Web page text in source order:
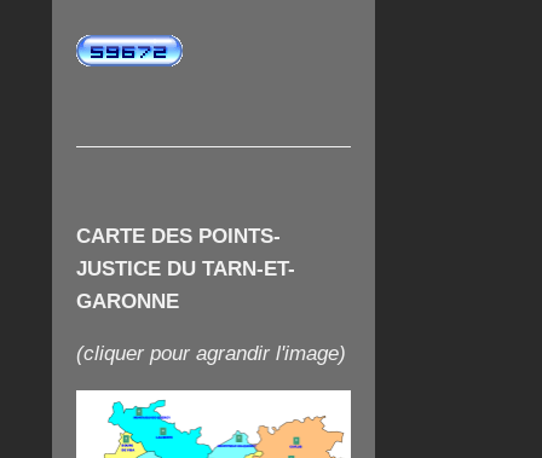
CARTE DES POINTS-
JUSTICE DU TARN-ET-
GARONNE
(cliquer pour agrandir l'image)